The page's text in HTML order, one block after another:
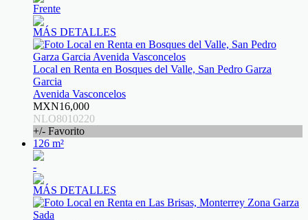
Frente
MÁS DETALLES
Local en Renta en Bosques del Valle, San Pedro Garza
Garcia
Avenida Vasconcelos
MXN16,000
NLO8010220
+/- Favorito
126 m²
-
MÁS DETALLES